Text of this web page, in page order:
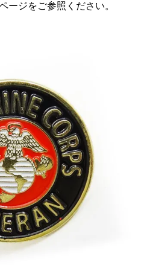
ージをご参照ください。